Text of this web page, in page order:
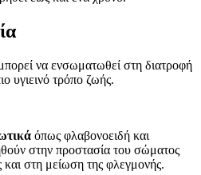
να ενσωματωθεί στη διατροφή
υγιεινό τρόπο ζωής.
όπως φλαβονοειδή και
στην προστασία του σώματος
και στη μείωση της φλεγμονής.